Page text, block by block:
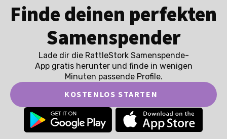
Finde deinen perfekten
Samenspender
Lade dir die RattleStork Samenspende-
App gratis herunter und finde in wenigen
Minuten passende Profile.
KOSTENLOS STARTEN